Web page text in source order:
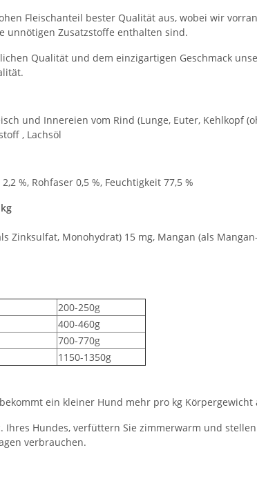
Fleischanteil bester Qualität aus, wobei wir
unnötigen Zusatzstoffe enthalten sind.
Qualität und dem einzigartigen Geschmack
und Innereien vom Rind (Lunge, Euter, Kehlkopf
, Lachsöl
%, Rohfaser 0,5 %, Feuchtigkeit 77,5 %
Zinksulfat, Monohydrat) 15 mg, Mangan (als
200-250g
400-460g
700-770g
1150-1350g
ein kleiner Hund mehr pro kg Körpergewicht
Ihres Hundes, verfüttern Sie zimmerwarm und
verbrauchen.